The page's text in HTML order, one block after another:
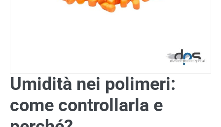
Umidità nei polimeri:
come controllarla e